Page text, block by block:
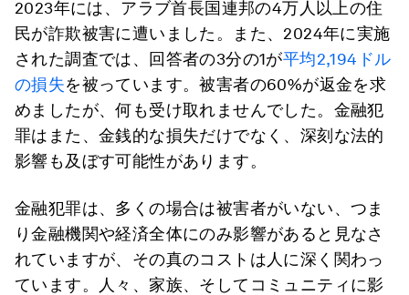
2023年には、アラブ首長国連邦の4万人以上の住
民が詐欺被害に遭いました。また、2024年に実施
された調査では、回答者の3分の1が平均2,194ドル
の損失を被っています。被害者の60%が返金を求
めましたが、何も受け取れませんでした。金融犯
罪はまた、金銭的な損失だけでなく、深刻な法的
影響も及ぼす可能性があります。
金融犯罪は、多くの場合は被害者がいない、つま
り金融機関や経済全体にのみ影響があると見なさ
れていますが、その真のコストは人に深く関わっ
ています。人々、家族、そしてコミュニティに影